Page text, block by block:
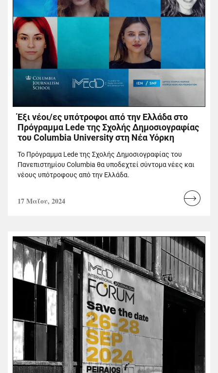
Έξι νέοι/ες υπότροφοι από την Ελλάδα στο
Πρόγραμμα Lede της Σχολής Δημοσιογραφίας
του Columbia University στη Νέα Υόρκη
Το Πρόγραμμα Lede της Σχολής Δημοσιογραφίας του
Πανεπιστημίου Columbia θα υποδεχτεί σύντομα νέες και
νέους υπότροφους από την Ελλάδα.
17 Μαΐου, 2024
Read